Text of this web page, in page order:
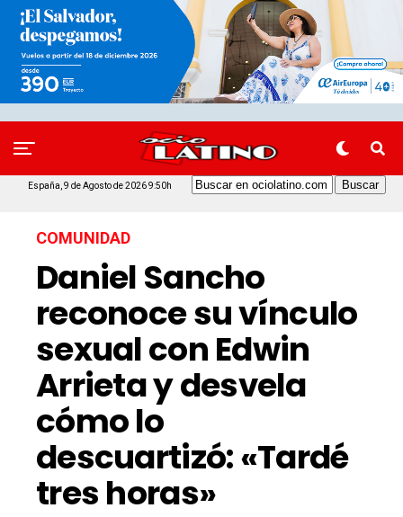
España, 9 de Agosto de 2026 9:50h
COMUNIDAD
Daniel Sancho
reconoce su vínculo
sexual con Edwin
Arrieta y desvela
cómo lo
descuartizó: «Tardé
tres horas»